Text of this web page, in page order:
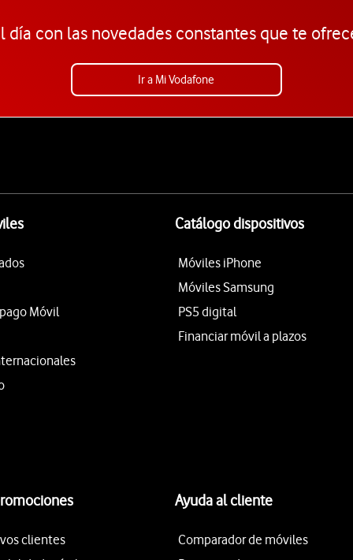
día con las novedades constantes que te
Ir a Mi Vodafone
Móvil
Catálogo dispositivos
Móviles iPhone
Móviles Samsung
PS5 digital
Financiar móvil a plazos
clientes
Ayuda al cliente
Comparador de móviles